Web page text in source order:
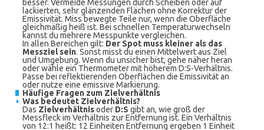
besser. Vermeide Messungen durch Scheiben oder auf
lackierten, sehr glänzenden Flächen ohne Korrektur der
Emissivität. Miss bewegte Teile nur, wenn die Oberfläche
gleichmäßig heiß ist. Bei schnellen Temperaturwechseln
kannst du mehrere Messpunkte vergleichen.
In allen Bereichen gilt: Der Spot muss kleiner als das
Messziel sein. Sonst misst du einen Mittelwert aus Ziel
und Umgebung. Wenn du unsicher bist, gehe näher heran
oder wähle ein Thermometer mit höherem D:S-Verhältnis.
Passe bei reflektierenden Oberflächen die Emissivität an
oder nutze eine emissive Markierung.
Häufige Fragen zum Zielverhältnis
Was bedeutet Zielverhältnis?
Das Zielverhältnisoder D:S gibt an, wie groß der
Messfleck im Verhältnis zur Entfernung ist. Ein Verhältnis
von 12:1 heißt: 12 Einheiten Entfernung ergeben 1 Einheit